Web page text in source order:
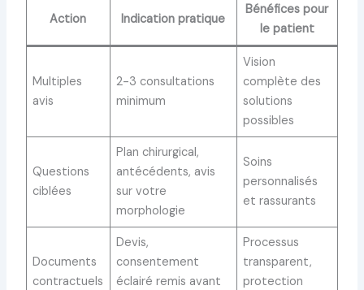
Action Indication pratique
Bénéfices pour
le patient
Multiples
avis
2-3 consultations
minimum
Vision
complète des
solutions
possibles
Questions
ciblées
Plan chirurgical,
antécédents, avis
sur votre
morphologie
Soins
personnalisés
et rassurants
Documents
contractuels
Devis,
consentement
éclairé remis avant
Processus
transparent,
protection